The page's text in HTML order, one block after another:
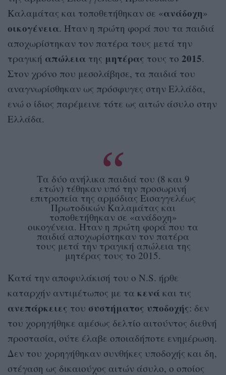
Καλαμάτας και τοποθετήθηκαν σε «ανάδοχη»
οικογένεια. Ήταν η πρώτη φορά που τα παιδιά
αποχωρίστηκαν τον πατέρα τους μετά την
τραγική απώλεια της μητέρας τους το 2015.
Στον χρόνο που μεσολάβησε, τα παιδιά του
αναγνωρίσθηκαν ως πρόσφυγες στην Ελλάδα,
ενώ ο ίδιος παρέμεινε τότε ως αιτών άσυλο στην
Ελλάδα.
Τα δύο ανήλικα παιδιά του (8 και 9
ετών) τέθηκαν υπό την προσωρινή
επιτροπεία της αρμόδιας Εισαγγελέως
Πρωτοδικών Καλαμάτας και
τοποθετήθηκαν σε «ανάδοχη»
οικογένεια. Ήταν η πρώτη φορά που τα
παιδιά αποχωρίστηκαν τον πατέρα
τους μετά την τραγική απώλεια της
μητέρας τους το 2015.
Κατά την αποφυλάκισή του ο N.S. ήρθε
καταρχήν αντιμέτωπος με τα κενά και τις
ανεπάρκειες του συστήματος υποδοχής: δεν
του χορηγήθηκε αμέσως δελτίο αιτούντος διεθνή
προστασία, ούτε έλαβε οποιαδήποτε ενημέρωση.
Δεν του χορηγήθηκαν συνθήκες υποδοχής και δη,
στέγαση ως δικαιούχος αιτών άσυλο, ο οποίος